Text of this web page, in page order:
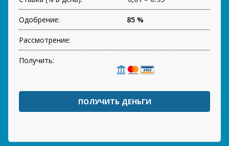
Одобрение: 85 %
Рассмотрение:
Получить:
ПОЛУЧИТЬ ДЕНЬГИ